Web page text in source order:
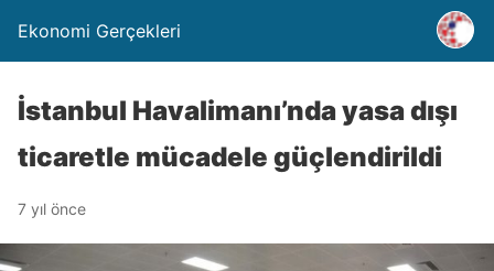
Ekonomi Gerçekleri
İstanbul Havalimanı’nda yasa dışı
ticaretle mücadele güçlendirildi
7 yıl önce